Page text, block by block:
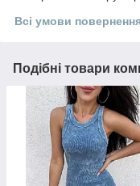
Всі умови повернення
Подібні товари